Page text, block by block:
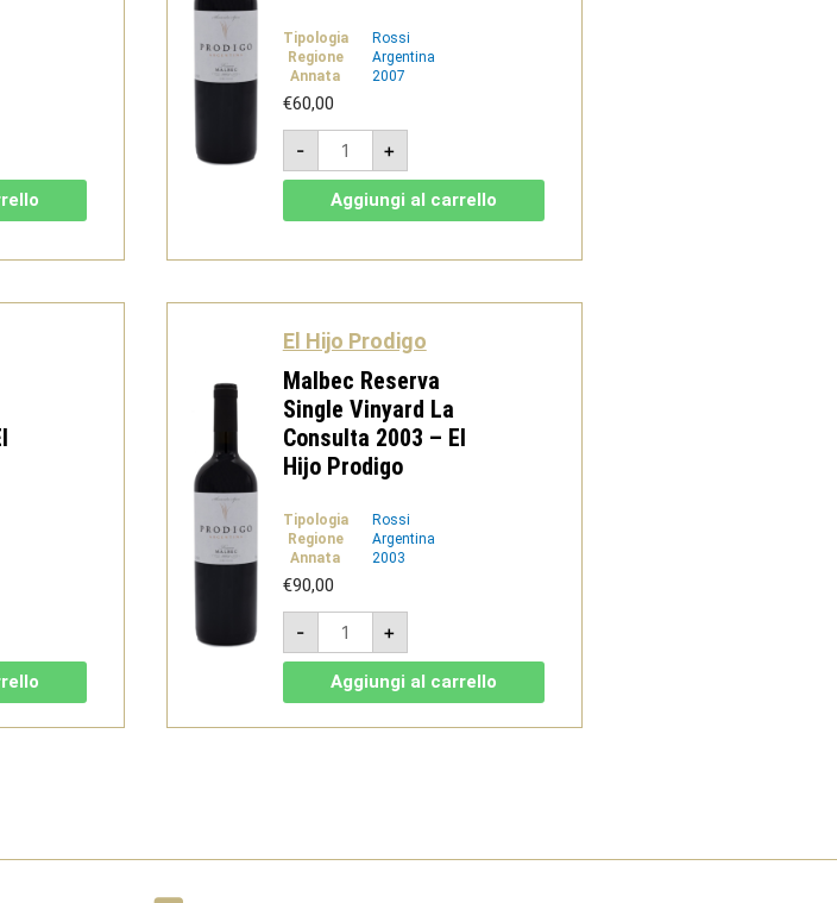
Tipologia
Rossi
Regione
Argentina
Annata
2007
€60,00
-
Malbec
Reserva
Single
Vinyard
La
Consulta
-
Hijo
quantità
+
Aggiungi al carrello
El Hijo Prodigo
Malbec Reserva
Single Vinyard La
Consulta 2003 – El
Hijo Prodigo
Tipologia
Rossi
Regione
Argentina
Annata
2003
€90,00
-
Malbec
Reserva
Single
Vinyard
La
Consulta
2003
+
Aggiungi al carrello